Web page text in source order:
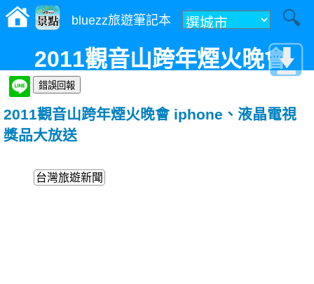
bluezz旅遊筆記本
2011觀音山跨年煙火晚會
iphone、液晶電視獎品大放送
2011觀音山跨年煙火晚會 iphone、液晶電視
獎品大放送
台灣旅遊新聞